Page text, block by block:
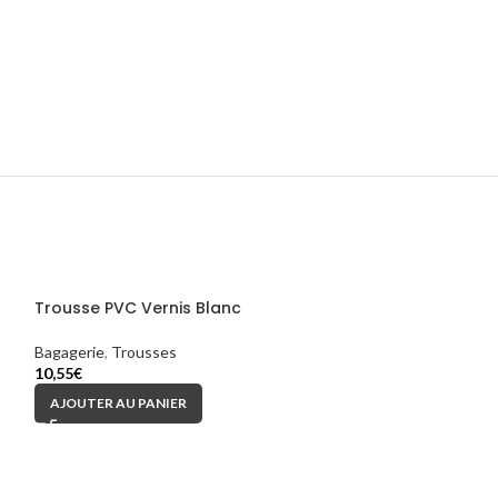
Trousse PVC Vernis Blanc
Bagagerie, Trousses
10,55€
AJOUTER AU PANIER